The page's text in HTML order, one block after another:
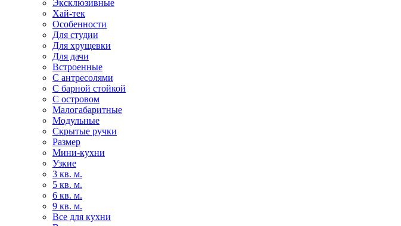
Эксклюзивные
Хай-тек
Особенности
Для студии
Для хрущевки
Для дачи
Встроенные
С антресолями
С барной стойкой
С островом
Малогабаритные
Модульные
Скрытые ручки
Размер
Мини-кухни
Узкие
3 кв. м.
5 кв. м.
6 кв. м.
9 кв. м.
Все для кухни